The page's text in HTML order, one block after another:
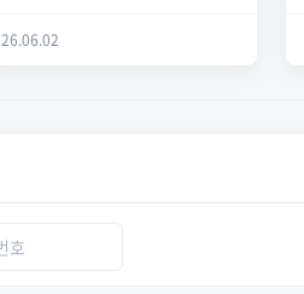
26.06.02